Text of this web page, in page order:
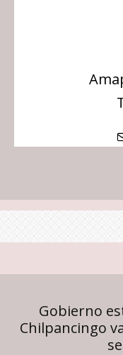
Gobierno
Chilpancingo